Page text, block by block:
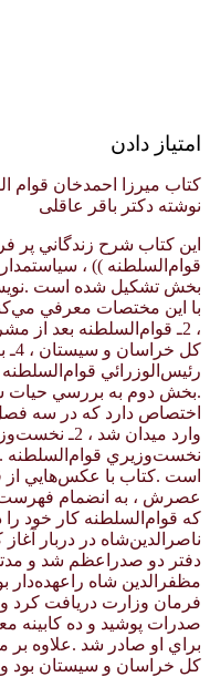
امتیاز دادن
کتاب میرزا احمدخان قوام
نوشته دکتر باقر عاقلی
اين كتاب شرح زندگاني پر
قوام‌السلطنه )) ،
بخش تشكيل شده است
كل
.بخش دوم به بررسي حيات
نخست‌وزيري قوام‌السلطنه
است .كتاب با عكس‌هايي از
عصرش ، به انضمام فهرست
كه قوام‌السلطنه كار خود
ناصرالدين‌شاه در دربار
دفتر دو صدراعظم شد و
مظفرالدين شاه
فرمان وزارت دريافت كرد
صدرات پوشيد و ده كابينه
براي او صادر شد .علاوه
كل خراسان و سيستان بود و